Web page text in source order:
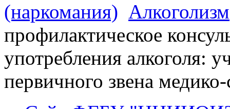
(наркомания) Алкоголизм
профилактическое
употребления алкоголя:
первичного звена